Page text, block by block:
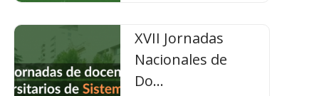
XVII Jornadas
Nacionales de
Do...